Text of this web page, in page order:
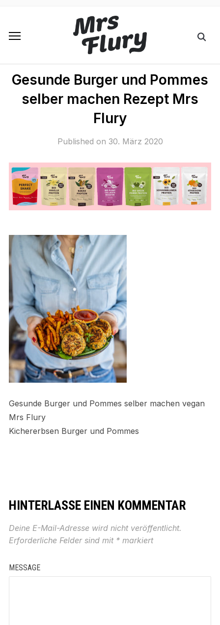
Gesunde Burger und Pommes
selber machen Rezept Mrs
Flury
Published on 30. März 2020
Gesunde Burger und Pommes selber machen vegan
Mrs Flury
Kichererbsen Burger und Pommes
HINTERLASSE EINEN KOMMENTAR
Deine E-Mail-Adresse wird nicht veröffentlicht.
Erforderliche Felder sind mit *markiert
MESSAGE